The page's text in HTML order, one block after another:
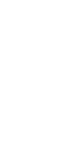
En el plano
dogmas
impartidos
hermandad,